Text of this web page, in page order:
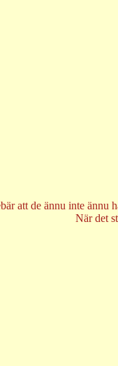
att de ännu inte ännu
När det